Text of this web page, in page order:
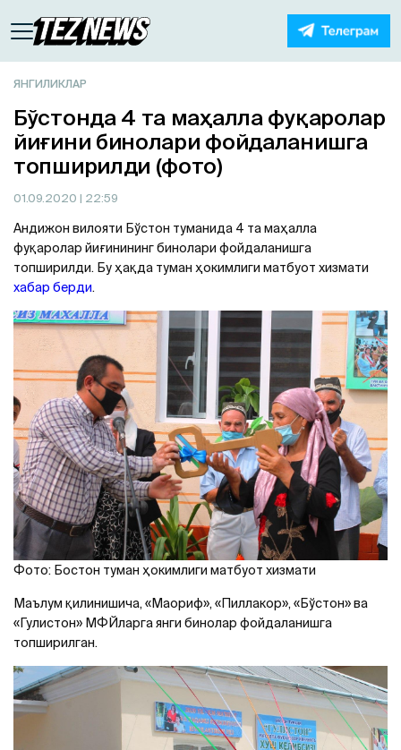
ЯНГИЛИКЛАР
Бўстонда 4 та маҳалла фуқаролар
йиғини бинолари фойдаланишга
топширилди (фото)
01.09.2020 | 22:59
Aндижон вилояти Бўстон туманида 4 та маҳалла
фуқаролар йиғинининг бинолари фойдаланишга
топширилди. Бу ҳақда туман ҳокимлиги матбуот хизмати
хабар берди.
Фото: Бостон туман ҳокимлиги матбуот хизмати
Маълум қилинишича, «Маориф», «Пиллакор», «Бўстон» ва
«Гулистон» МФЙларга янги бинолар фойдаланишга
топширилган.